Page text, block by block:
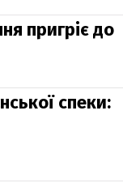
пригріє до
спеки: